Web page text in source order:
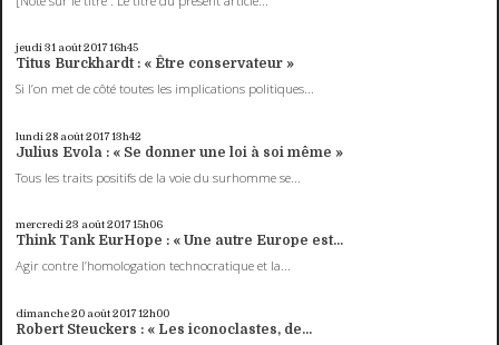
jeudi 31 août 201716h45
Titus Burckhardt : « Être conservateur »
Si l’on met de côté toutes les implications politiques...
lundi 28 août 201713h42
Julius Evola : « Se donner une loi à soi même »
Tous les traits positifs de la voie du surhomme se...
mercredi 23 août 201715h06
Think Tank EurHope : « Une autre Europe est...
Agir contre l’homologation technocratique et la...
dimanche 20 août 201712h00
Robert Steuckers : « Les iconoclastes, de...